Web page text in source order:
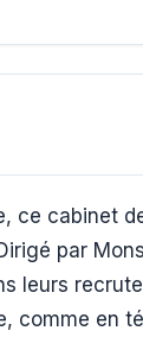
ce cabinet
par
leurs
comme en